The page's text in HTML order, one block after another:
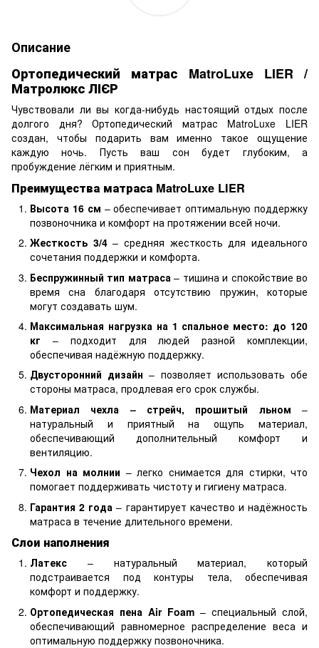
Описание
Ортопедический матрас MatroLuxe LIER /
Матролюкс ЛІЄР
Чувствовали ли вы когда-нибудь настоящий отдых после
долгого дня? Ортопедический матрас MatroLuxe LIER
создан, чтобы подарить вам именно такое ощущение
каждую ночь. Пусть ваш сон будет глубоким, а
пробуждение лёгким и приятным.
Преимущества матраса MatroLuxe LIER
Высота 16 см – обеспечивает оптимальную поддержку
позвоночника и комфорт на протяжении всей ночи.
Жесткость 3/4– средняя жесткость для идеального
сочетания поддержки и комфорта.
Беспружинный тип матраса – тишина и спокойствие во
время сна благодаря отсутствию пружин, которые
могут создавать шум.
Максимальная нагрузка на 1 спальное место: до 120
кг – подходит для людей разной комплекции,
обеспечивая надёжную поддержку.
Двусторонний дизайн – позволяет использовать обе
стороны матраса, продлевая его срок службы.
Материал чехла – стрейч, прошитый льном –
натуральный и приятный на ощупь материал,
обеспечивающий дополнительный комфорт и
вентиляцию.
Чехол на молнии – легко снимается для стирки, что
помогает поддерживать чистоту и гигиену матраса.
Гарантия 2 года – гарантирует качество и надёжность
матраса в течение длительного времени.
Слои наполнения
Латекс – натуральный материал, который
подстраивается под контуры тела, обеспечивая
комфорт и поддержку.
Ортопедическая пена Air Foam – специальный слой,
обеспечивающий равномерное распределение веса и
оптимальную поддержку позвоночника.